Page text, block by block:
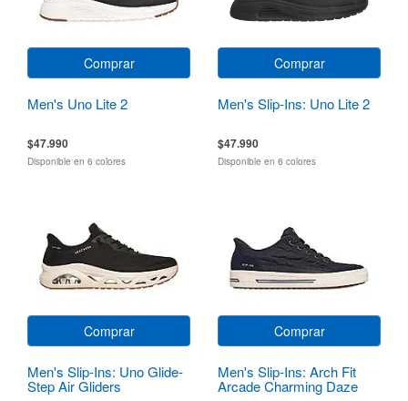
Comprar
Men's Uno Lite 2
$47.990
Disponible en 6 colores
Comprar
Men's Slip-Ins: Uno Lite 2
$47.990
Disponible en 6 colores
Comprar
Men's Slip-Ins: Uno Glide-
Step Air Gliders
Comprar
Men's Slip-Ins: Arch Fit
Arcade Charming Daze